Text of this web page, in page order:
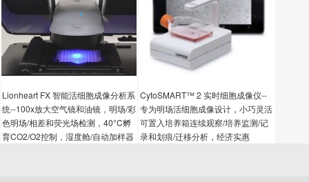
Lionheart FX 智能活细胞成像分析系
统--100x放大空气镜和油镜，明场/彩
色明场/相差和荧光场检测，40°C孵
育CO2/O2控制，湿度舱/自动加样器
CytoSMART™ 2 实时细胞成像仪--
专为明场活细胞成像设计，小巧灵活
可置入培养箱连续观察/培养监测/记
录和划痕/迁移分析，经济实惠